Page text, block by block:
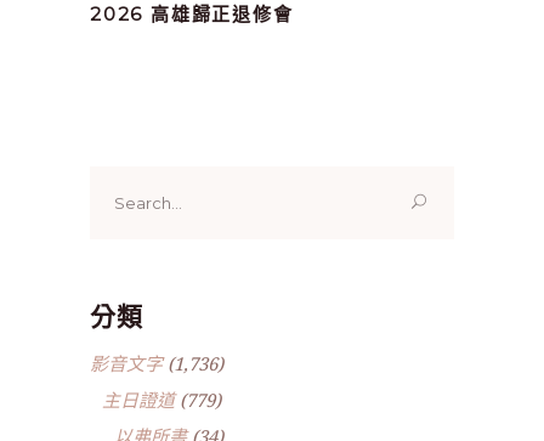
2026 高雄歸正退修會
for:
分類
影音文字(1,736)
主日證道(779)
以弗所書(34)